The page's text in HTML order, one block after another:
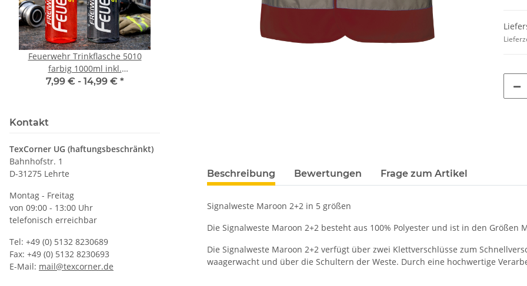
Beschreibung Bewertungen Frage zum Artikel
Signalweste Maroon 2+2 in 5 größen
Die Signalweste Maroon 2+2 besteht aus 100% Polyester und ist in den Größen
Die Signalweste Maroon 2+2 verfügt über zwei Klettverschlüsse zum
waagerwacht und über die Schultern der Weste. Durch eine hochwertige
Feuerwehr Trinkflasche 5010
farbig 1000ml inkl.
Wunschnamen
7,99 € - 14,99 € *
Kontakt
TexCorner UG (haftungsbeschränkt)
Bahnhofstr. 1
D-31275 Lehrte
Montag - Freitag
von 09:00 - 13:00 Uhr
telefonisch erreichbar
Tel: +49 (0) 5132 8230689
Fax: +49 (0) 5132 8230693
E-Mail: mail@texcorner.de